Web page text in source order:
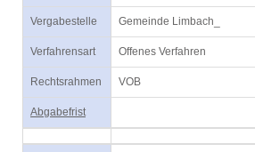
Vergabestelle Gemeinde Limbach_
Verfahrensart Offenes Verfahren
Rechtsrahmen VOB
Abgabefrist